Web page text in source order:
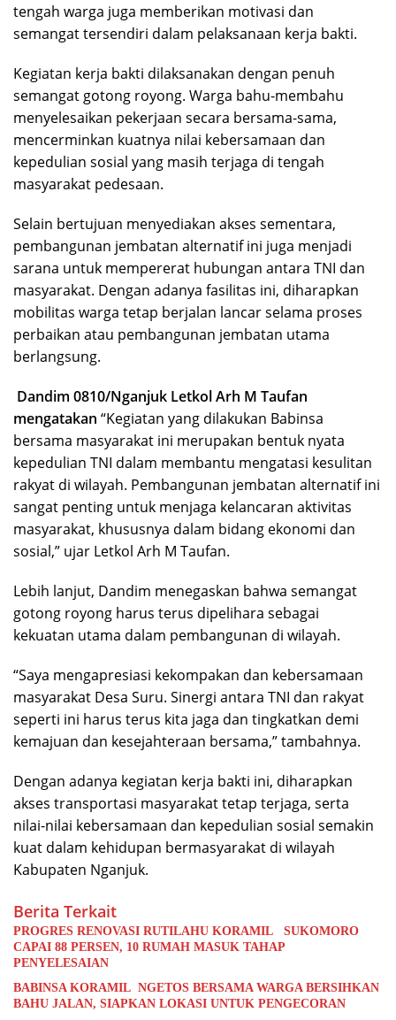
tengah warga juga memberikan motivasi dan
semangat tersendiri dalam pelaksanaan kerja bakti.
Kegiatan kerja bakti dilaksanakan dengan penuh
semangat gotong royong. Warga bahu-membahu
menyelesaikan pekerjaan secara bersama-sama,
mencerminkan kuatnya nilai kebersamaan dan
kepedulian sosial yang masih terjaga di tengah
masyarakat pedesaan.
Selain bertujuan menyediakan akses sementara,
pembangunan jembatan alternatif ini juga menjadi
sarana untuk mempererat hubungan antara TNI dan
masyarakat. Dengan adanya fasilitas ini, diharapkan
mobilitas warga tetap berjalan lancar selama proses
perbaikan atau pembangunan jembatan utama
berlangsung.
Dandim 0810/Nganjuk Letkol Arh M Taufan
mengatakan “Kegiatan yang dilakukan Babinsa
bersama masyarakat ini merupakan bentuk nyata
kepedulian TNI dalam membantu mengatasi kesulitan
rakyat di wilayah. Pembangunan jembatan alternatif ini
sangat penting untuk menjaga kelancaran aktivitas
masyarakat, khususnya dalam bidang ekonomi dan
sosial,” ujar Letkol Arh M Taufan.
Lebih lanjut, Dandim menegaskan bahwa semangat
gotong royong harus terus dipelihara sebagai
kekuatan utama dalam pembangunan di wilayah.
“Saya mengapresiasi kekompakan dan kebersamaan
masyarakat Desa Suru. Sinergi antara TNI dan rakyat
seperti ini harus terus kita jaga dan tingkatkan demi
kemajuan dan kesejahteraan bersama,” tambahnya.
Dengan adanya kegiatan kerja bakti ini, diharapkan
akses transportasi masyarakat tetap terjaga, serta
nilai-nilai kebersamaan dan kepedulian sosial semakin
kuat dalam kehidupan bermasyarakat di wilayah
Kabupaten Nganjuk.
Berita Terkait
PROGRES RENOVASI RUTILAHU KORAMIL SUKOMORO
CAPAI 88 PERSEN, 10 RUMAH MASUK TAHAP
PENYELESAIAN
BABINSA KORAMIL NGETOS BERSAMA WARGA BERSIHKAN
BAHU JALAN, SIAPKAN LOKASI UNTUK PENGECORAN